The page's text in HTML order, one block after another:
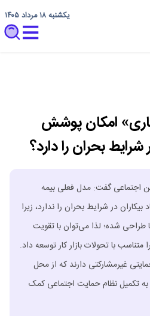
یکشنبه ۱۸ مرداد ۱۴۰۵
امکان پوشش
شرایط بحران را دارد؟
اجتماعی گفت: مدل فعلی بیمه
در شرایط بحران را ندارد، زیرا
طراحی شده؛ لذا می‌توان با تقویت
با تحولات بازار کار توسعه داد.
غیرمشارکتی دارند که از محل
به تکمیل نظام حمایت اجتماعی کمک